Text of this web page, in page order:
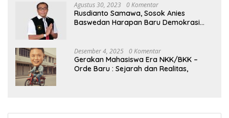
Agustus 30, 2023 0 Komentar
Rusdianto Samawa, Sosok Anies
Baswedan Harapan Baru Demokrasi
Desember 4, 2025 0 Komentar
Gerakan Mahasiswa Era NKK/BKK –
Orde Baru : Sejarah dan Realitas,